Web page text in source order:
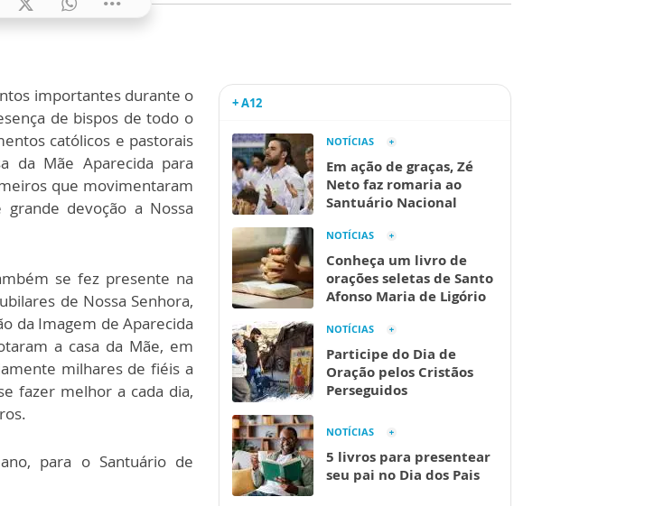
importantes durante o
de bispos de todo o
católicos e pastorais
da Mãe Aparecida para
que movimentaram
devoção a Nossa
se fez presente na
de Nossa Senhora,
da Imagem de Aparecida
a casa da Mãe, em
milhares de fiéis a
fazer melhor a cada dia,
para o Santuário de
+ A12
NOTÍCIAS
Em ação de graças, Zé
Neto faz romaria ao
Santuário Nacional
NOTÍCIAS
Conheça um livro de
orações seletas de Santo
Afonso Maria de Ligório
NOTÍCIAS
Participe do Dia de
Oração pelos Cristãos
Perseguidos
NOTÍCIAS
5 livros para presentear
seu pai no Dia dos Pais